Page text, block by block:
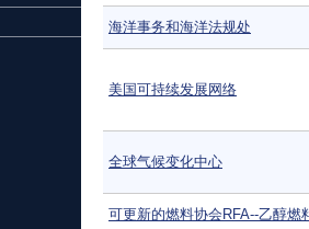
海洋事务和海洋法规处
美国可持续发展网络
全球气候变化中心
可更新的燃料协会RFA--乙醇燃